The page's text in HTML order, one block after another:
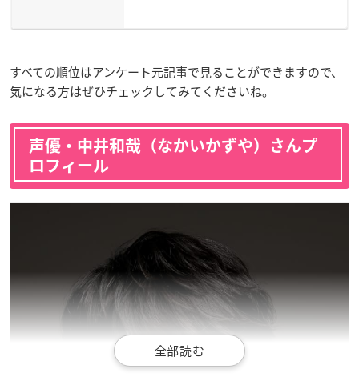
すべての順位はアンケート元記事で見ることができますので、
気になる方はぜひチェックしてみてくださいね。
声優・中井和哉（なかいかずや）さんプ
ロフィール